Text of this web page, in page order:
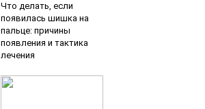
Что делать, если
появилась шишка на
пальце: причины
появления и тактика
лечения